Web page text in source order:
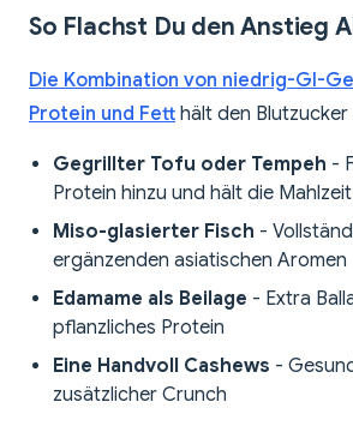
So Flachst Du den Anstieg
Die Kombination von niedrig-GI-
Protein und Fett hält den Blutzucker
Gegrillter Tofu oder Tempeh -
Protein hinzu und hält die
Miso-glasierter Fisch -
ergänzenden asiatischen Aromen
Edamame als Beilage - Extra
pflanzliches Protein
Eine Handvoll Cashews -
zusätzlicher Crunch